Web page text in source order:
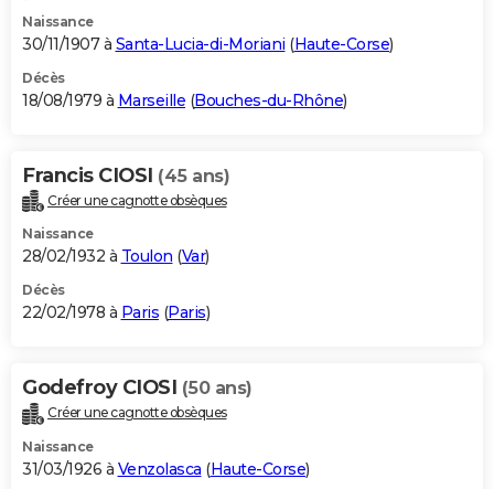
Naissance
30/11/1907 à Santa-Lucia-di-Moriani (Haute-Corse)
Décès
18/08/1979 à Marseille (Bouches-du-Rhône)
Francis CIOSI (45 ans)
Créer une cagnotte obsèques
Naissance
28/02/1932 à Toulon (Var)
Décès
22/02/1978 à Paris (Paris)
Godefroy CIOSI (50 ans)
Créer une cagnotte obsèques
Naissance
31/03/1926 à Venzolasca (Haute-Corse)